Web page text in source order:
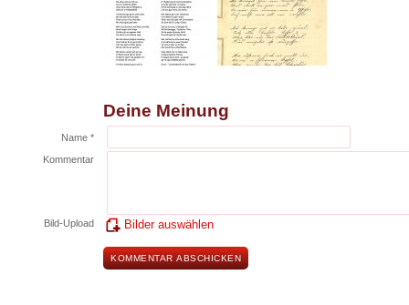
Deine Meinung
Name *
Kommentar
Bild-Upload Bilder auswählen